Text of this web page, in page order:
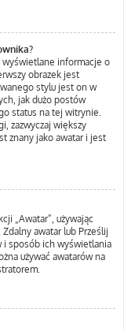
wyświetlane informacje o
obrazek jest
stylu jest on w
jak dużo postów
status na tej witrynie.
zazwyczaj większy
znany jako awatar i jest
„Awatar”, używając
awatar lub Prześlij
i sposób ich wyświetlania
używać awatarów na